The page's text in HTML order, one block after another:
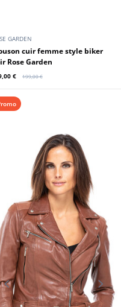
GARDEN
Rose Garden
€ 199,00 €